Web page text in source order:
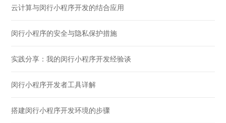
云计算与闵行小程序开发的结合应用
闵行小程序的安全与隐私保护措施
实践分享：我的闵行小程序开发经验谈
闵行小程序开发者工具详解
搭建闵行小程序开发环境的步骤